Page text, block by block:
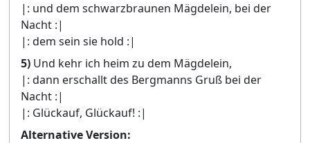
|: und dem schwarzbraunen Mägdelein, bei der
Nacht :|
|: dem sein sie hold :|
5) Und kehr ich heim zu dem Mägdelein,
|: dann erschallt des Bergmanns Gruß bei der
Nacht :|
|: Glückauf, Glückauf! :|
Alternative Version: